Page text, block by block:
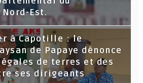
Nord-Est.
à Capotille : le
de Papaye dénonce
de terres et des
ses dirigeants